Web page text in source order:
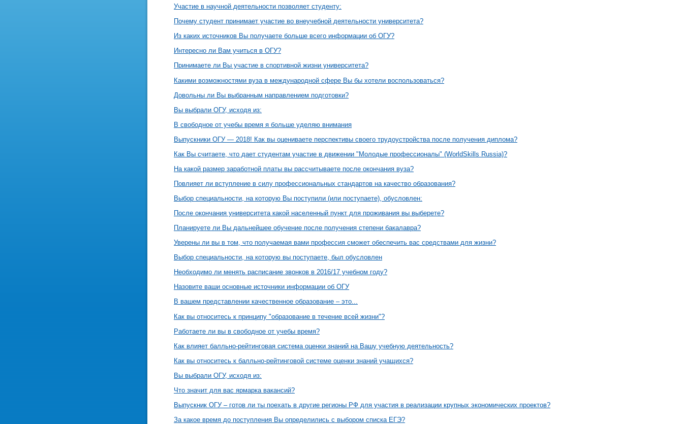
Участие в научной деятельности позволяет студенту:
Почему студент принимает участие во внеучебной деятельности университета?
Из каких источников Вы получаете больше всего информации об ОГУ?
Интересно ли Вам учиться в ОГУ?
Принимаете ли Вы участие в спортивной жизни университета?
Какими возможностями вуза в международной сфере Вы бы хотели воспользоваться?
Довольны ли Вы выбранным направлением подготовки?
Вы выбрали ОГУ, исходя из:
В свободное от учебы время я больше уделяю внимания
Выпускники ОГУ — 2018! Как вы оцениваете перспективы своего трудоустройства после получения диплома?
Как Вы считаете, что дает студентам участие в движении "Молодые профессионалы" (WorldSkills Russia)?
На какой размер заработной платы вы рассчитываете после окончания вуза?
Повлияет ли вступление в силу профессиональных стандартов на качество образования?
Выбор специальности, на которую Вы поступили (или поступаете), обусловлен:
После окончания университета какой населенный пункт для проживания вы выберете?
Планируете ли Вы дальнейшее обучение после получения степени бакалавра?
Уверены ли вы в том, что получаемая вами профессия сможет обеспечить вас средствами для жизни?
Выбор специальности, на которую вы поступаете, был обусловлен
Необходимо ли менять расписание звонков в 2016/17 учебном году?
Назовите ваши основные источники информации об ОГУ
В вашем представлении качественное образование – это...
Как вы относитесь к принципу "образование в течение всей жизни"?
Работаете ли вы в свободное от учебы время?
Как влияет балльно-рейтинговая система оценки знаний на Вашу учебную деятельность?
Как вы относитесь к балльно-рейтинговой системе оценки знаний учащихся?
Вы выбрали ОГУ, исходя из:
Что значит для вас ярмарка вакансий?
Выпускник ОГУ – готов ли ты поехать в другие регионы РФ для участия в реализации крупных экономических проектов?
За какое время до поступления Вы определились с выбором списка ЕГЭ?